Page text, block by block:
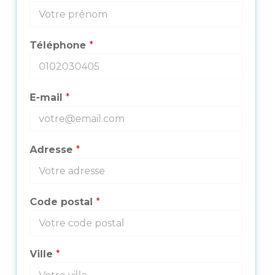
Téléphone *
E-mail *
Adresse *
Code postal *
Ville *